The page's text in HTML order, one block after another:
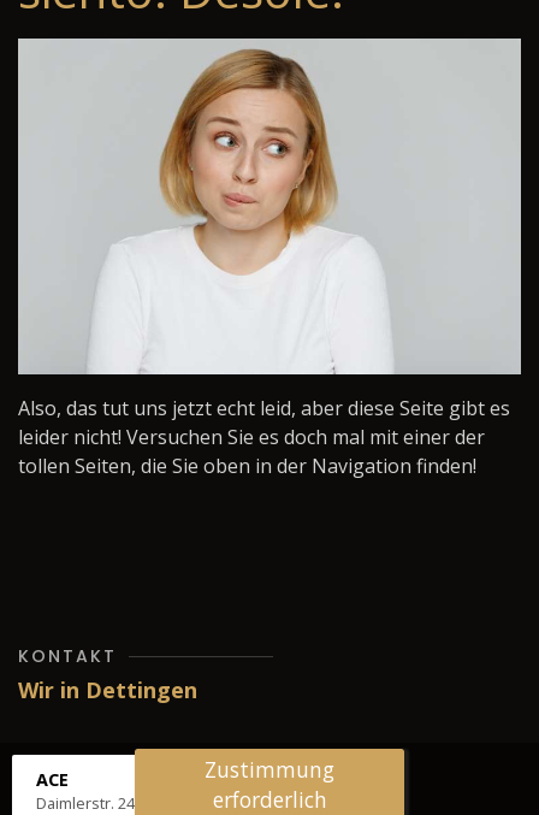
Also, das tut uns jetzt echt leid, aber diese Seite gibt es
leider nicht! Versuchen Sie es doch mal mit einer der
tollen Seiten, die Sie oben in der Navigation finden!
KONTAKT
Wir in Dettingen
ACE
Daimlerstr. 24, 72581 Dettingen
Zustimmung
erforderlich